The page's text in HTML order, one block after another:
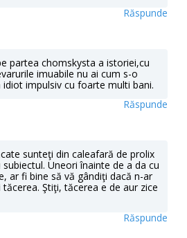
Răspunde
partea chomskysta a istoriei,cu
imuabile nu ai cum s-o
impulsiv cu foarte multi bani.
Răspunde
sunteţi din caleafară de prolix
Uneori înainte de a da cu
ar fi bine să vă gândiţi dacă n-ar
Ştiţi, tăcerea e de aur zice
Răspunde